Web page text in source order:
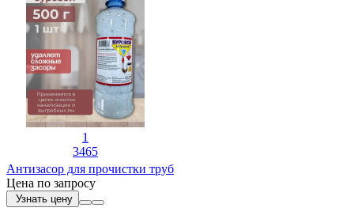
1
3465
Антизасор для прочистки труб
Цена по запросу
Узнать цену